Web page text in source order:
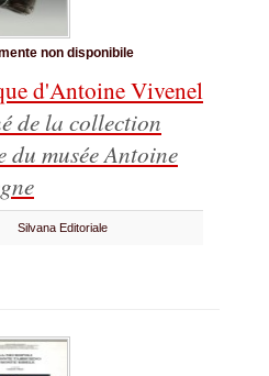
non disponibile
d'Antoine Vivenel
de la collection
musée Antoine
Silvana Editoriale